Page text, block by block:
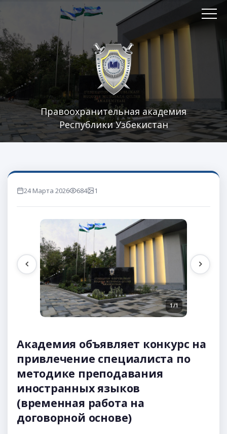
Правоохранительная академия
Республики Узбекистан
24 Марта 2026 684
marta ko'rilgan
1
1/1
Академия объявляет конкурс на
привлечение специалиста по
методике преподавания
иностранных языков
(временная работа на
договорной основе)